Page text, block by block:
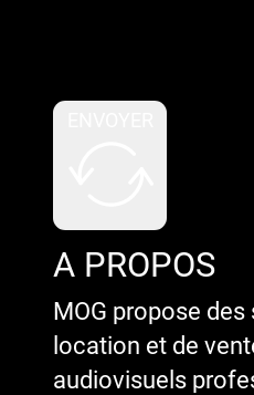
A PROPOS
MOG propose
location et de
audiovisuels